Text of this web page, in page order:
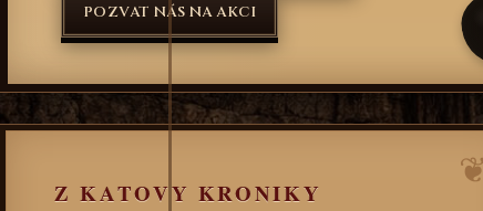
POZVAT NÁS NA AKCI
Z KATOVY KRONIKY